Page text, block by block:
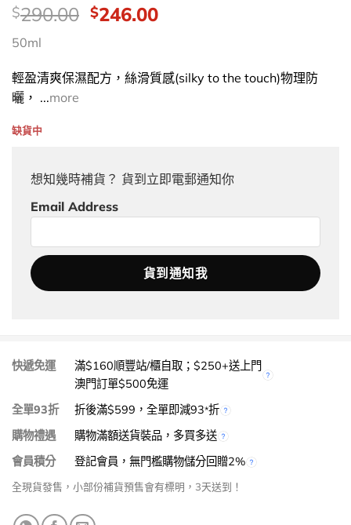
價
錢：
$290.00 Original
$290.00.
$246.00Current
$246.00.
50ml
輕盈清爽保濕配方，絲滑質感(silky to the touch)物理防
曬， ...more
缺貨中
想知幾時補貨？ 貨到立即電郵通知你
Email Address
快遞免運
滿$160順豐站/櫃自取；$250+送上門
澳門訂單$500免運
全單93折
折後滿$599，全單即減93*折
購物禮遇
購物滿額送貨裝品，多買多送
會員積分
登記會員，無門檻購物儲分回贈2%
全現貨發售，小部份補貨預售會有標明，3天送到！